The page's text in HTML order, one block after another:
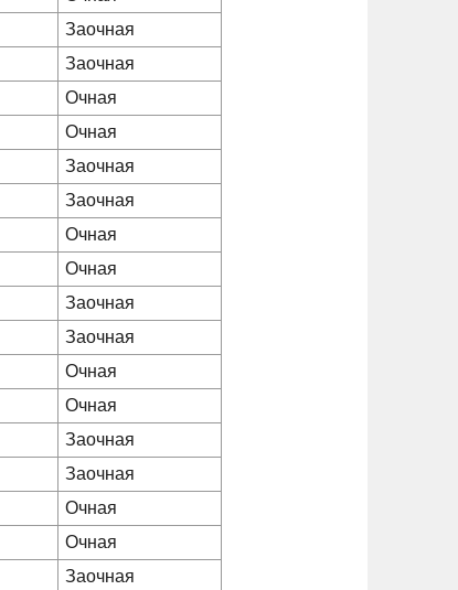
Заочная
Заочная
Очная
Очная
Заочная
Заочная
Очная
Очная
Заочная
Заочная
Очная
Очная
Заочная
Заочная
Очная
Очная
Заочная